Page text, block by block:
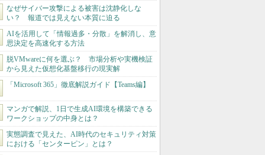
なぜサイバー攻撃による被害は沈静化しな
い？ 報道では見えない本質に迫る
AIを活用して「情報過多・分散」を解消し、意
思決定を高速化する方法
脱VMwareに何を選ぶ？ 市場分析や実機検証
から見えた仮想化基盤移行の現実解
「Microsoft 365」徹底解説ガイド【Teams編】
マンガで解説、1日で生成AI環境を構築できる
ワークショップの中身とは？
実態調査で見えた、AI時代のセキュリティ対策
における「センターピン」とは？